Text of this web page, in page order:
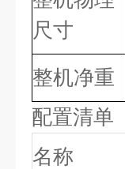
尺寸
整机净重
配置清单
名称